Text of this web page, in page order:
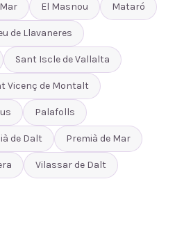
El Masnou Mataró
de Llavaneres
Sant Iscle de Vallalta
Vicenç de Montalt
Palafolls
de Dalt Premià de Mar
Vilassar de Dalt